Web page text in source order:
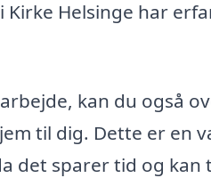
Kirke Helsinge har
kan du også
til dig. Dette er
det sparer tid og kan